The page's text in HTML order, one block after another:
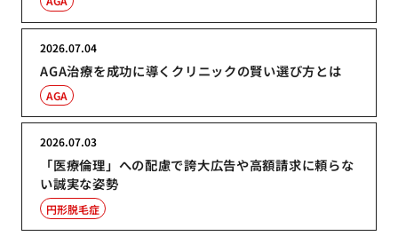
AGA治療を成功に導くクリニックの賢い選び方とは
2026.07.04
AGA
「医療倫理」への配慮で誇大広告や高額請求に頼らな
い誠実な姿勢
2026.07.03
円形脱毛症